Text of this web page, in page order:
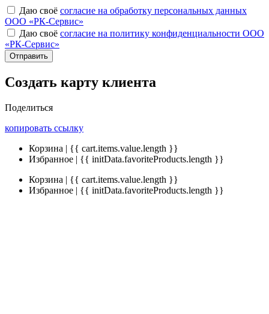
Даю своё согласие на обработку персональных данных
ООО «РК-Сервис»
Даю своё согласие на политику конфиденциальности ООО
«РК-Сервис»
Отправить
Создать карту клиента
Поделиться
копировать ссылку
Корзина | {{ cart.items.value.length }}
Избранное | {{ initData.favoriteProducts.length }}
Корзина | {{ cart.items.value.length }}
Избранное | {{ initData.favoriteProducts.length }}